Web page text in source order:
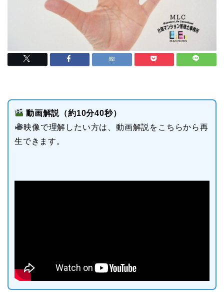
動画解説（約10分40秒）
映像で理解したい方は、動画解説をこちらから再
生できます。